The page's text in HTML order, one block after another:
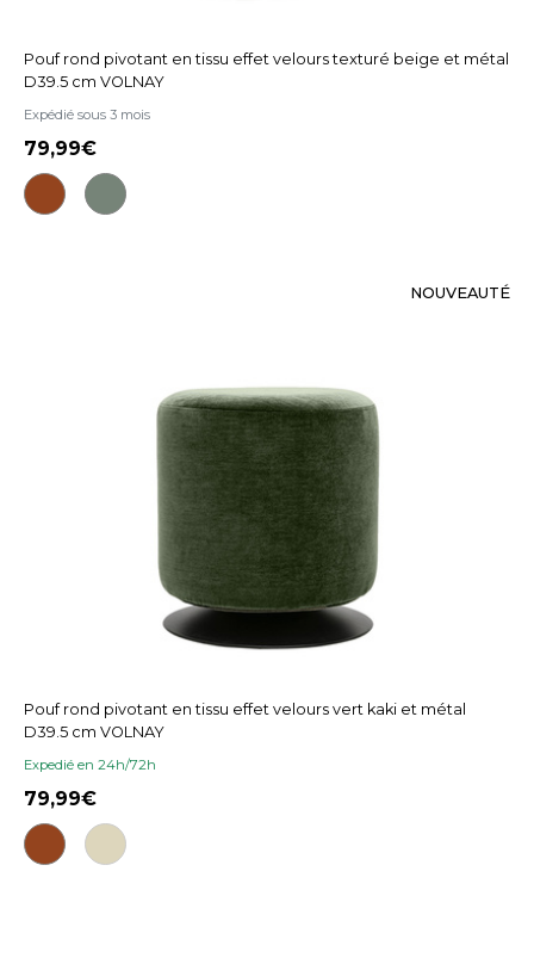
Pouf rond pivotant en tissu effet velours texturé beige et métal
D39.5 cm VOLNAY
Expédié sous 3 mois
79,99
NOUVEAUTÉ
Pouf rond pivotant en tissu effet velours vert kaki et métal
D39.5 cm VOLNAY
Expedié en 24h/72h
79,99